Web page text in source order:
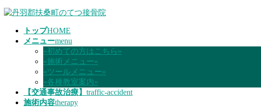
コ
ナ
トップHOME
メニューmenu
«初めての方はこちら»
«施術メニュー»
«ツールメニュー»
«各種教室案内»
【交通事故治療】 traffic-accident
施術内容therapy